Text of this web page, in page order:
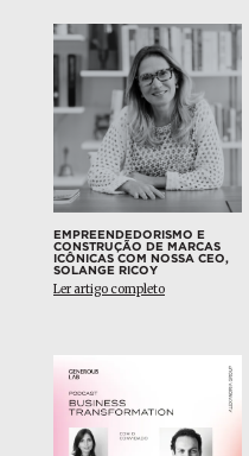
EMPREENDEDORISMO E
CONSTRUÇÃO DE MARCAS
ICÔNICAS COM NOSSA CEO,
SOLANGE RICOY
Ler artigo completo